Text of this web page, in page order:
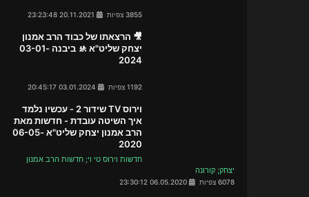
3855 צפיות
🎥 הרצאתו של כבוד הרב אמנון
יצחק שליט"א 🚸 ביבנה 03-01-
2024
1192 צפיות
וירוס TV שידור 2 - עכשיו נלמד
איך השיטה עובדת - חדשות מאת
הרב אמנון יצחק שליט"א 06-05-
2020
חדשות וירוס טי וי; חדשות הרב אמנון
יצחק; קורונה
6078 צפיות